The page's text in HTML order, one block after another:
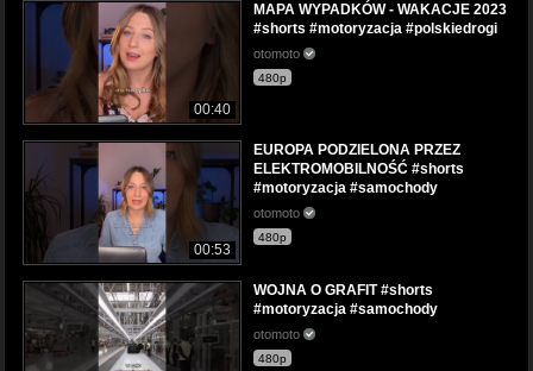
00:40
MAPA WYPADKÓW - WAKACJE 2023
#shorts #motoryzacja #polskiedrogi
otomoto
480p
00:53
EUROPA PODZIELONA PRZEZ
ELEKTROMOBILNOŚĆ #shorts
#motoryzacja #samochody
otomoto
480p
WOJNA O GRAFIT #shorts
#motoryzacja #samochody
otomoto
480p